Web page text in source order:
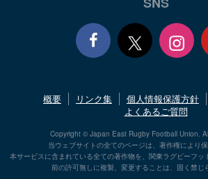
book
概要 リンク集 個人情報保護方針
よくあるご質問
Copyright © Japan East Rugby Football Union.
当ウェブサイトの全てのページは、著作権により保
本サービスに含まれている全ての著作物を、関東ラグビーフ
前の許可無しに複製、変更することは、固く禁じ